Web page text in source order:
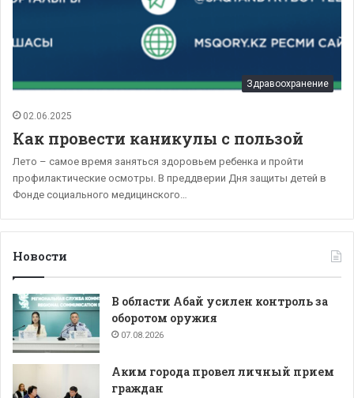
Здравоохранение
02.06.2025
Как провести каникулы с пользой
Лето – самое время заняться здоровьем ребенка и пройти
профилактические осмотры. В преддверии Дня защиты детей в
Фонде социального медицинского…
Новости
В области Абай усилен контроль за
оборотом оружия
07.08.2026
Аким города провел личный прием
граждан